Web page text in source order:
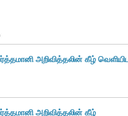
அறிவித்தலின் கீழ்
அறிவித்தலின் கீழ்